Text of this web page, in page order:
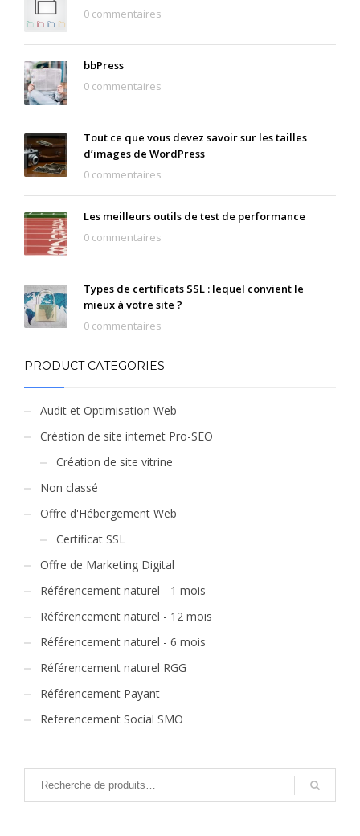
0 commentaires
bbPress
0 commentaires
Tout ce que vous devez savoir sur les tailles
d’images de WordPress
0 commentaires
Les meilleurs outils de test de performance
0 commentaires
Types de certificats SSL : lequel convient le
mieux à votre site ?
0 commentaires
PRODUCT CATEGORIES
Audit et Optimisation Web
Création de site internet Pro-SEO
Création de site vitrine
Non classé
Offre d'Hébergement Web
Certificat SSL
Offre de Marketing Digital
Référencement naturel - 1 mois
Référencement naturel - 12 mois
Référencement naturel - 6 mois
Référencement naturel RGG
Référencement Payant
Referencement Social SMO